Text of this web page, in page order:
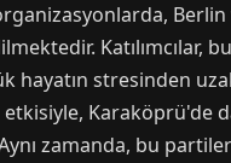
Katılımcılar,
hayatın stresinden
etkisiyle,
zamanda, bu